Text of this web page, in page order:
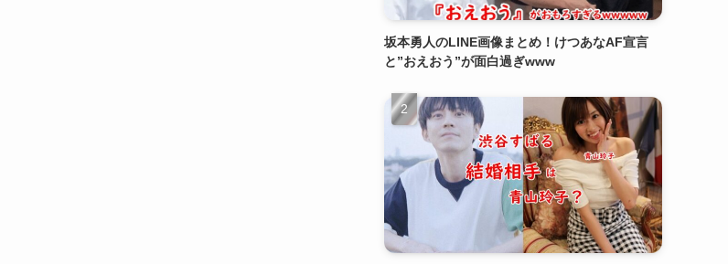
坂本勇人のLINE画像まとめ！けつあなAF宣言
と”おえおう”が面白過ぎwww